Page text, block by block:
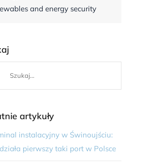
and energy security
artykuły
instalacyjny w Świnoujściu:
pierwszy taki port w Polsce